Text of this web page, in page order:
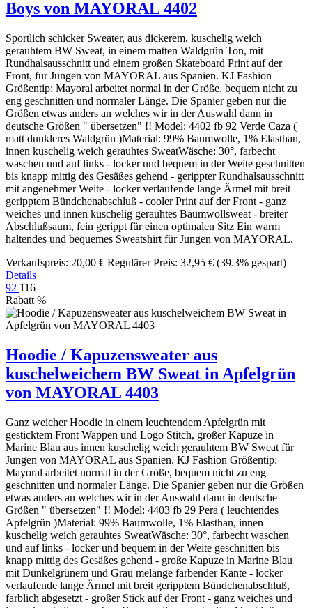
Boys von MAYORAL 4402
Sportlich schicker Sweater, aus dickerem, kuschelig weich
gerauhtem BW Sweat, in einem matten Waldgrün Ton, mit
Rundhalsausschnitt und einem großen Skateboard Print auf der
Front, für Jungen von MAYORAL aus Spanien. KJ Fashion
Größentip: Mayoral arbeitet normal in der Größe, bequem nicht zu
eng geschnitten und normaler Länge. Die Spanier geben nur die
Größen etwas anders an welches wir in der Auswahl dann in
deutsche Größen " übersetzen" !! Model: 4402 fb 92 Verde Caza (
matt dunkleres Waldgrün )Material: 99% Baumwolle, 1% Elasthan,
innen kuschelig weich gerauhtes SweatWäsche: 30°, farbecht
waschen und auf links - locker und bequem in der Weite geschnitten
bis knapp mittig des Gesäßes gehend - gerippter Rundhalsausschnitt
mit angenehmer Weite - locker verlaufende lange Ärmel mit breit
geripptem Bündchenabschluß - cooler Print auf der Front - ganz
weiches und innen kuschelig gerauhtes Baumwollsweat - breiter
Abschlußsaum, fein gerippt für einen optimalen Sitz Ein warm
haltendes und bequemes Sweatshirt für Jungen von MAYORAL.
Verkaufspreis: 20,00 € Regulärer Preis: 32,95 € (39.3% gespart)
Details
92 116
Rabatt %
Hoodie / Kapuzensweater aus
kuschelweichem BW Sweat in Apfelgrün
von MAYORAL 4403
Ganz weicher Hoodie in einem leuchtendem Apfelgrün mit
gesticktem Front Wappen und Logo Stitch, großer Kapuze in
Marine Blau aus innen kuschelig weich gerauhtem BW Sweat für
Jungen von MAYORAL aus Spanien. KJ Fashion Größentip:
Mayoral arbeitet normal in der Größe, bequem nicht zu eng
geschnitten und normaler Länge. Die Spanier geben nur die Größen
etwas anders an welches wir in der Auswahl dann in deutsche
Größen " übersetzen" !! Model: 4403 fb 29 Pera ( leuchtendes
Apfelgrün )Material: 99% Baumwolle, 1% Elasthan, innen
kuschelig weich gerauhtes SweatWäsche: 30°, farbecht waschen
und auf links - locker und bequem in der Weite geschnitten bis
knapp mittig des Gesäßes gehend - große Kapuze in Marine Blau
mit Dunkelgrünem und Grau melange farbender Kante - locker
verlaufende lange Ärmel mit breit geripptem Bündchenabschluß,
farblich abgesetzt - großer Stick auf der Front - ganz weiches und